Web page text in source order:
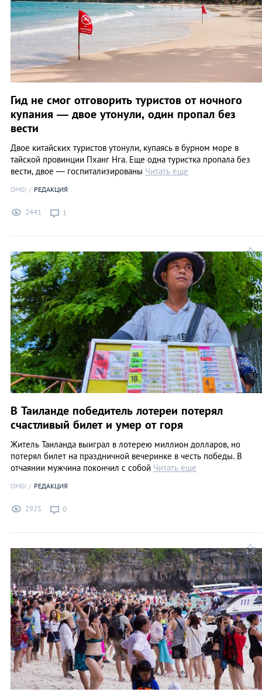
Гид не смог отговорить туристов от ночного
купания — двое утонули, один пропал без
вести
Двое китайских туристов утонули, купаясь в бурном море в
тайской провинции Пханг Нга. Еще одна туристка пропала без
вести, двое — госпитализированы Читать еще
OMG! РЕДАКЦИЯ
2441 1
В Таиланде победитель лотереи потерял
счастливый билет и умер от горя
Житель Таиланда выиграл в лотерею миллион долларов, но
потерял билет на праздничной вечеринке в честь победы. В
отчаянии мужчина покончил с собой Читать еще
OMG! РЕДАКЦИЯ
2925 0